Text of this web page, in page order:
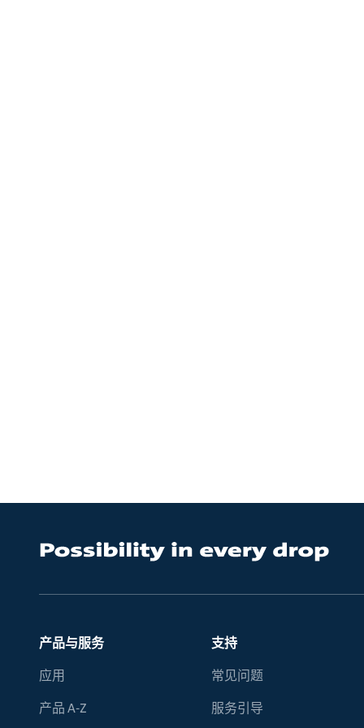
产品与服务
应用
产品 A-Z
支持
常见问题
服务引导